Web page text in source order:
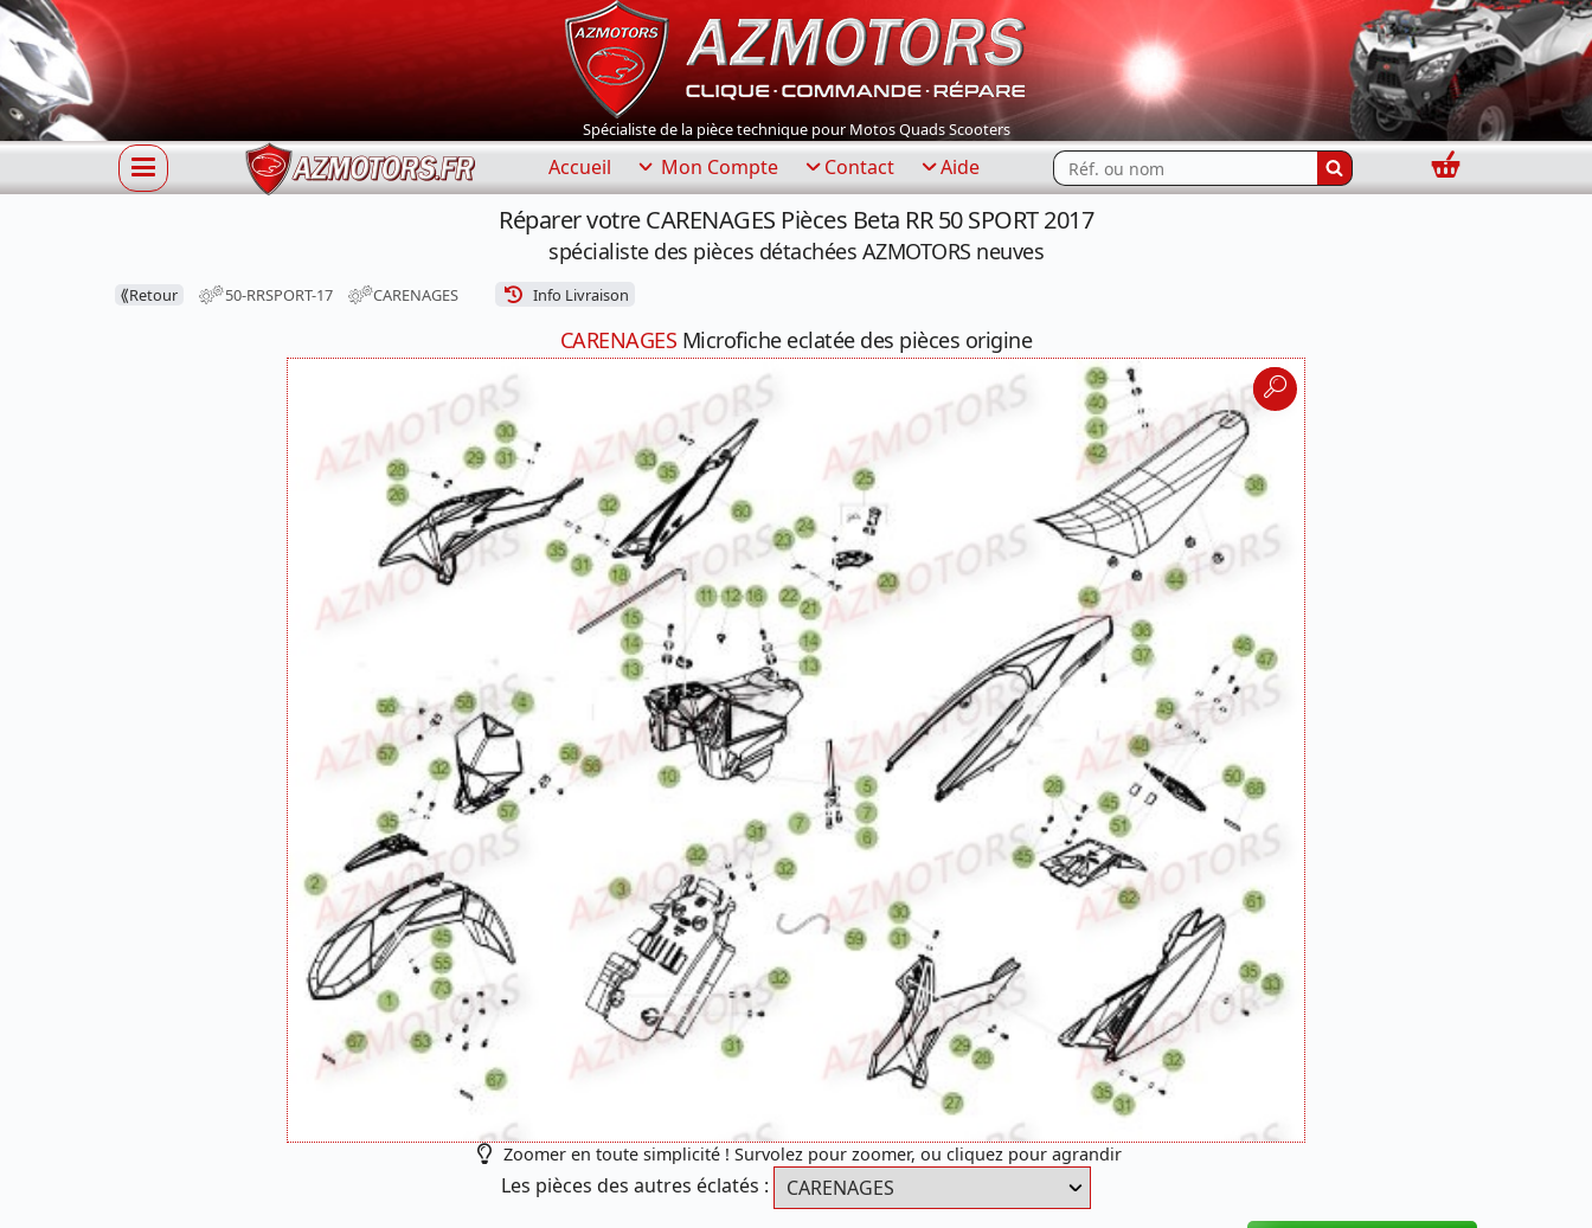
Spécialiste de la pièce technique pour Motos Quads Scooters
Accueil Mon Compte Contact Aide Rechercher...
Panier
Réparer votre CARENAGES Pièces Beta RR 50 SPORT 2017
spécialiste des pièces détachées AZMOTORS neuves
⟪Retour 50-RRSPORT-17 CARENAGES Info Livraison
CARENAGES Microfiche eclatée des pièces origine
Zoomer en toute simplicité ! Survolez pour zoomer, ou cliquez pour agrandir
Les pièces des autres éclatés :